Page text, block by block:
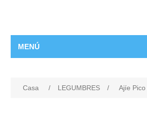
MENÚ
Casa / LEGUMBRES / Ajíe